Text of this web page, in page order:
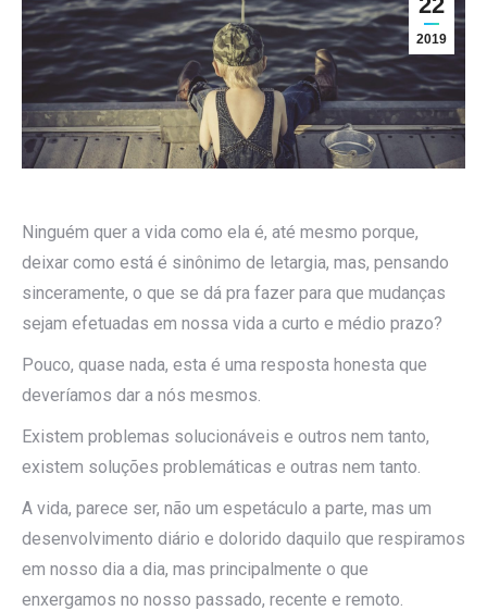
2019
Ninguém quer a vida como ela é, até mesmo porque,
deixar como está é sinônimo de letargia, mas, pensando
sinceramente, o que se dá pra fazer para que mudanças
sejam efetuadas em nossa vida a curto e médio prazo?
Pouco, quase nada, esta é uma resposta honesta que
deveríamos dar a nós mesmos.
Existem problemas solucionáveis e outros nem tanto,
existem soluções problemáticas e outras nem tanto.
A vida, parece ser, não um espetáculo a parte, mas um
desenvolvimento diário e dolorido daquilo que respiramos
em nosso dia a dia, mas principalmente o que
enxergamos no nosso passado, recente e remoto.